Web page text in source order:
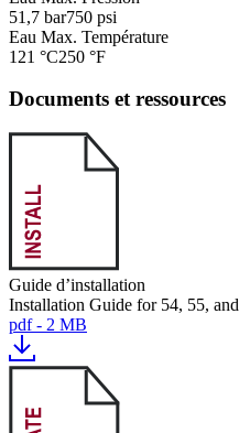
51,7 bar750 psi
Eau Max. Température
121 °C250 °F
Documents et ressources
Guide d’installation
Installation Guide for 54, 55,
pdf - 2 MB